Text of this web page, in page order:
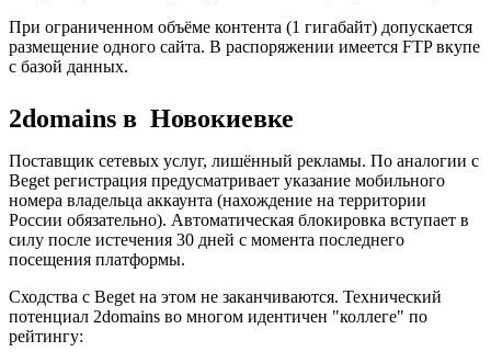
При ограниченном объёме контента (1 гигабайт) допускается
размещение одного сайта. В распоряжении имеется FTP вкупе
с базой данных.
2domains в Новокиевке
Поставщик сетевых услуг, лишённый рекламы. По аналогии с
Beget регистрация предусматривает указание мобильного
номера владельца аккаунта (нахождение на территории
России обязательно). Автоматическая блокировка вступает в
силу после истечения 30 дней с момента последнего
посещения платформы.
Сходства с Beget на этом не заканчиваются. Технический
потенциал 2domains во многом идентичен "коллеге" по
рейтингу: